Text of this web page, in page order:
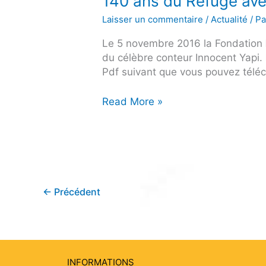
Laisser un commentaire /Actualité /
Le 5 novembre 2016 la
du célèbre conteur Innocent
Pdf suivant que vous pouvez
Read More »
← Précédent
INFORMATIONS